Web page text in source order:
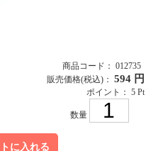
商品コード： 012735
販売価格(税込)： 594 円
ポイント： 5 Pt
数量
に入れる